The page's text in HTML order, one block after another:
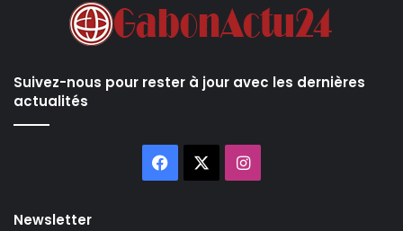
Suivez-nous pour rester à jour avec les dernières
actualités
Facebook Instagram
Newsletter